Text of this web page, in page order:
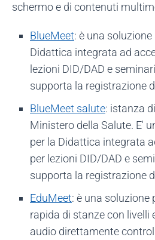
schermo e di contenuti
BlueMeet: è una
Didattica integrata ad
lezioni DID/DAD e
supporta la registrazione
BlueMeet salute: istanza
Ministero della Salute. E'
per la Didattica integrata
per lezioni DID/DAD e
supporta la registrazione
EduMeet: è una soluzione
rapida di stanze con livelli
audio direttamente